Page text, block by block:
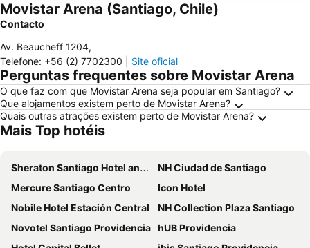
Movistar Arena (Santiago, Chile)
Contacto
Av. Beaucheff 1204,
Telefone: +56 (2) 7702300 Site oficial
Perguntas frequentes sobre Movistar Arena
O que faz com que Movistar Arena seja popular em Santiago?
Que alojamentos existem perto de Movistar Arena?
Quais outras atrações existem perto de Movistar Arena?
Mais Top hotéis
Sheraton Santiago Hotel and Convention Center
NH Ciudad de Santiago
Mercure Santiago Centro
Icon Hotel
Nobile Hotel Estación Central
NH Collection Plaza Santiago
Novotel Santiago Providencia hUB Providencia